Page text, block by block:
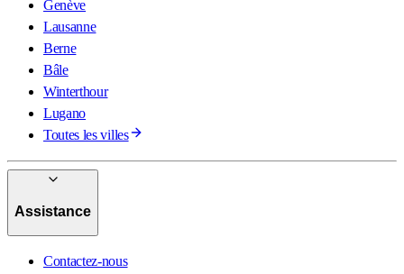
Genève
Lausanne
Berne
Bâle
Winterthour
Lugano
Toutes les villes
Assistance
Contactez-nous